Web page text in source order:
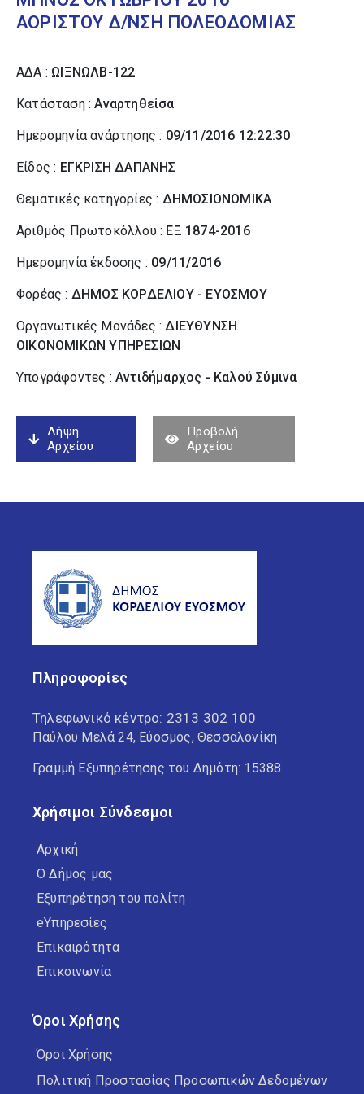
ΑΟΡΙΣΤΟΥ Δ/ΝΣΗ ΠΟΛΕΟΔΟΜΙΑΣ
ΑΔΑ : ΩΙΞΝΩΛΒ-122
Κατάσταση :Αναρτηθείσα
Ημερομηνία ανάρτησης : 09/11/2016 12:22:30
Είδος : ΕΓΚΡΙΣΗ ΔΑΠΑΝΗΣ
Θεματικές κατηγορίες : ΔΗΜΟΣΙΟΝΟΜΙΚΑ
Αριθμός Πρωτοκόλλου : ΕΞ 1874-2016
Ημερομηνία έκδοσης : 09/11/2016
Φορέας : ΔΗΜΟΣ ΚΟΡΔΕΛΙΟΥ - ΕΥΟΣΜΟΥ
Οργανωτικές Μονάδες :ΔΙΕΥΘΥΝΣΗ
ΟΙΚΟΝΟΜΙΚΩΝ ΥΠΗΡΕΣΙΩΝ
Υπογράφοντες : Αντιδήμαρχος - Καλού Σύµινα
Λήψη
Αρχείου
Προβολή
Αρχείου
Πληροφορίες
Τηλεφωνικό κέντρο: 2313 302 100
Παύλου Μελά 24, Εύοσμος, Θεσσαλονίκη
Γραμμή Εξυπηρέτησης του Δημότη: 15388
Χρήσιμοι Σύνδεσμοι
Αρχική
Ο Δήμος μας
Εξυπηρέτηση του πολίτη
eΥπηρεσίες
Επικαιρότητα
Επικοινωνία
Όροι Χρήσης
Όροι Χρήσης
Πολιτική Προστασίας Προσωπικών Δεδομένων